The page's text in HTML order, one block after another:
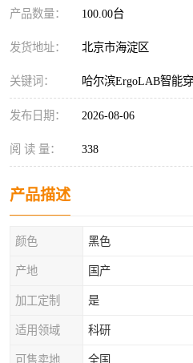
产品数量： 100.00台
发货地址： 北京市海淀区
关键词： 哈尔滨ErgoLAB智能
发布日期： 2026-08-06
阅 读 量： 338
产品描述
颜色 黑色
产地 国产
加工定制 是
适用领域 科研
可售卖地 全国